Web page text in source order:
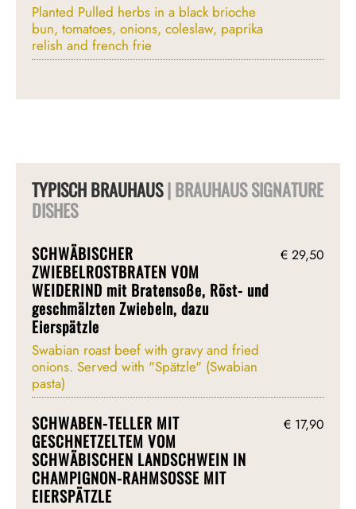
Planted Pulled herbs in a black brioche
bun, tomatoes, onions, coleslaw, paprika
relish and french frie
TYPISCH BRAUHAUS| BRAUHAUS SIGNATURE
DISHES
SCHWÄBISCHER
ZWIEBELROSTBRATEN VOM
WEIDERIND mit Bratensoße, Röst- und
geschmälzten Zwiebeln, dazu
Eierspätzle
Swabian roast beef with gravy and fried
onions. Served with "Spätzle" (Swabian
pasta)
€ 29,50
SCHWABEN-TELLER MIT
GESCHNETZELTEM VOM
SCHWÄBISCHEN LANDSCHWEIN IN
CHAMPIGNON-RAHMSOSSE MIT
EIERSPÄTZLE
€ 17,90